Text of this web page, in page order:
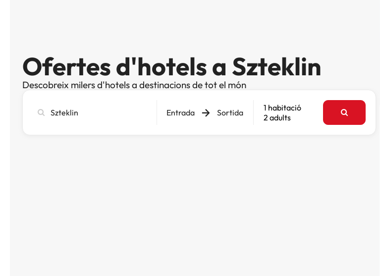
Ofertes d'hotels a Szteklin
Descobreix milers d'hotels a destinacions de tot el món
ciutat,
Entrada Sortida
1 habitació
2 adults